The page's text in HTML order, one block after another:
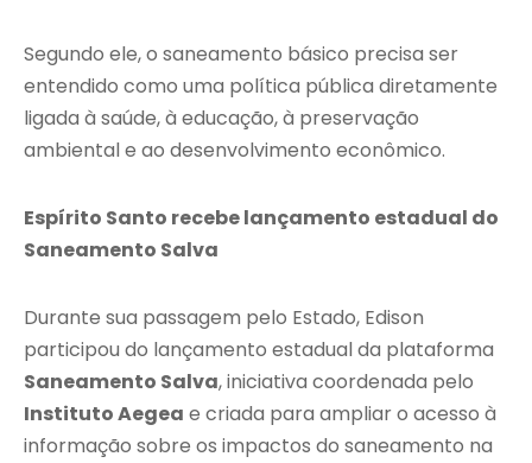
Segundo ele, o saneamento básico precisa ser
entendido como uma política pública diretamente
ligada à saúde, à educação, à preservação
ambiental e ao desenvolvimento econômico.
Espírito Santo recebe lançamento estadual do
Saneamento Salva
Durante sua passagem pelo Estado, Edison
participou do lançamento estadual da plataforma
Saneamento Salva, iniciativa coordenada pelo
Instituto Aegea e criada para ampliar o acesso à
informação sobre os impactos do saneamento na